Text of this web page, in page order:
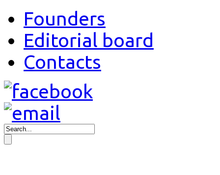
Founders
Editorial board
Contacts